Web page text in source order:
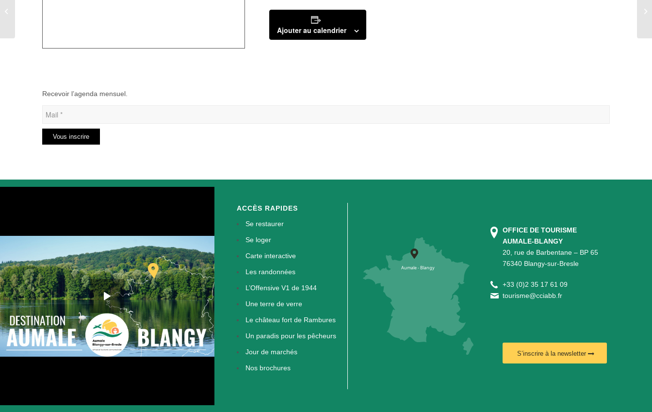
Ajouter au calendrier
Recevoir l’agenda mensuel.
ACCÈS RAPIDES
Se restaurer
Se loger
Carte interactive
Les randonnées
L’Offensive V1 de 1944
Une terre de verre
Le château fort de Rambures
Un paradis pour les pêcheurs
Jour de marchés
Nos brochures
OFFICE DE TOURISME
AUMALE-BLANGY
20, rue de Barbentane – BP 65
76340 Blangy-sur-Bresle
+33 (0)2 35 17 61 09
tourisme@cciabb.fr
S’inscrire à la newsletter